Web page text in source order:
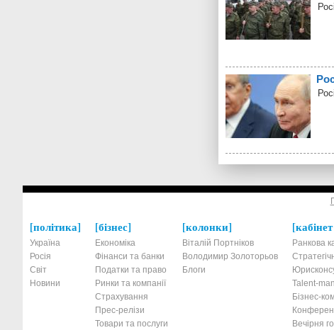
політика
Україна
Росія
Світ
Новини
бізнес
Економіка
Фінанси та банки
Податки та право
Ринки та компанії
Страхування
Прес-релізи
Товари та послуги
колонки
Віталій Портніков
Володимир Золоторьов
Блоги
Ранкова
Talent-
Бізнес-
Вечірня